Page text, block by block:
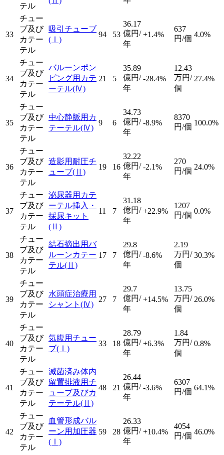
テル
33
チュー
ブ及び
カテー
テル
吸引チューブ
(Ⅰ)
94 53
36.17
億円/
年
+1.4%
637
円/個 4.0%
34
チュー
ブ及び
カテー
テル
バルーンポン
ピング用カテ
ーテル(Ⅳ)
21 5
35.89
億円/
年
-28.4%
12.43
万円/
個
27.4%
35
チュー
ブ及び
カテー
テル
中心静脈用カ
テーテル(Ⅳ)
9 6
34.73
億円/
年
-8.9%
8370
円/個 100.0%
36
チュー
ブ及び
カテー
テル
造影用耐圧チ
ューブ(Ⅱ)
19 16
32.22
億円/
年
-2.1%
270
円/個 24.0%
37
チュー
ブ及び
カテー
テル
泌尿器用カテ
ーテル挿入・
採尿キット
(Ⅱ)
11 7
31.18
億円/
年
+22.9%
1207
円/個 0.0%
38
チュー
ブ及び
カテー
テル
結石摘出用バ
ルーンカテー
テル(Ⅱ)
17 7
29.8
億円/
年
-8.6%
2.19
万円/
個
30.3%
39
チュー
ブ及び
カテー
テル
水頭症治療用
シャント (Ⅳ)
27 7
29.7
億円/
年
+14.5%
13.75
万円/
個
26.0%
40
チュー
ブ及び
カテー
テル
気腹用チュー
ブ(Ⅰ)
33 18
28.79
億円/
年
+6.3%
1.84
万円/
個
0.8%
41
チュー
ブ及び
カテー
テル
滅菌済み体内
留置排液用チ
ューブ及びカ
テーテル(Ⅱ)
48 21
26.44
億円/
年
-3.6%
6307
円/個 64.1%
42
チュー
ブ及び
カテー
テル
血管形成バル
ーン用加圧器
(Ⅰ)
59 28
26.33
億円/
年
+10.4%
4054
円/個 46.0%